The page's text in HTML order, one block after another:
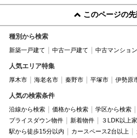
このページの
種別から検索
新築一戸建て 中古一戸建て 中古マンション
人気エリア特集
厚木市 海老名市 秦野市 平塚市 伊勢原
人気の検索条件
沿線から検索 価格から検索 学区から検索
プライスダウン物件
新着物件
３LDK以上
駅から徒歩15分以内
カースペース2台以上